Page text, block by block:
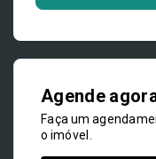
Agende
Faça um
o imóvel.